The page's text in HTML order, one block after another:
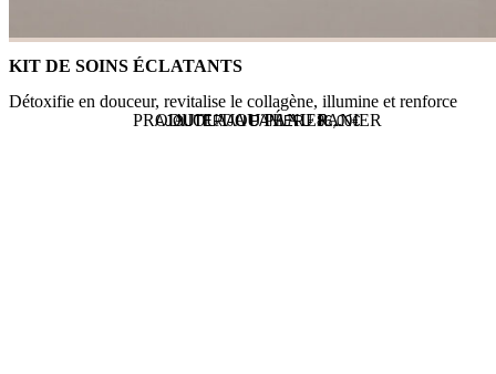
KIT DE SOINS ÉCLATANTS
Détoxifie en douceur, revitalise le collagène, illumine et renforce
AJOUTER AU PANIER -86,00€
AJOUT AU PANIER...
PRODUIT AJOUTÉ AU PANIER